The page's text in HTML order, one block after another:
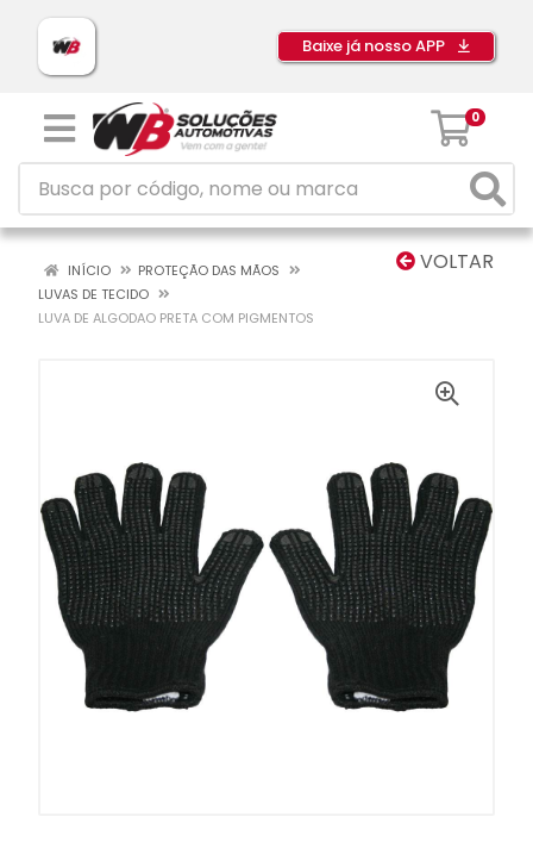
Baixe já nosso APP
0
VOLTAR
INÍCIO
PROTEÇÃO DAS MÃOS
LUVAS DE TECIDO
LUVA DE ALGODAO PRETA COM PIGMENTOS